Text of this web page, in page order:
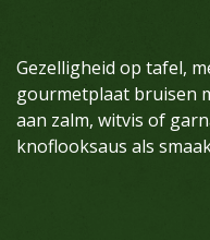
Gezelligheid op tafel,
gourmetplaat bruisen
aan zalm, witvis of
knoflooksaus als